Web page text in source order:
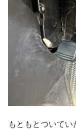
もともとついて